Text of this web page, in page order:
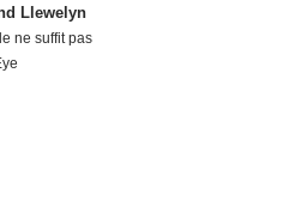
Llewelyn
ne suffit pas